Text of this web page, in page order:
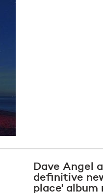
Dave Angel
definitive
place' album